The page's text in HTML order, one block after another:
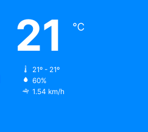
21 ℃
21º - 21º
60%
1.54 km/h